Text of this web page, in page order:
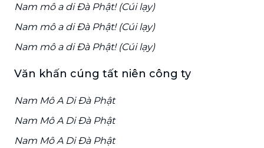
Nam mô a di Đà Phật! (Cúi lạy)
Nam mô a di Đà Phật! (Cúi lạy)
Nam mô a di Đà Phật! (Cúi lạy)
Văn khấn cúng tất niên công ty
Nam Mô A Di Đà Phật
Nam Mô A Di Đà Phật
Nam Mô A Di Đà Phật